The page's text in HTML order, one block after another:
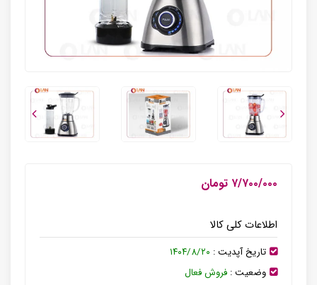
۷/۷۰۰/۰۰۰ تومان
اطلاعات کلی کالا
تاریخ آپدیت : ۱۴۰۴/۸/۲۰
وضعیت : فروش فعال